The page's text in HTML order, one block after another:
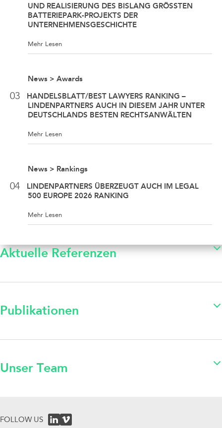
UND REALISIERUNG DES BISLANG GRÖSSTEN B
ATTERIEPARK-PROJEKTS DER U
NTERNEHMENSGESCHICHTE
Mehr Lesen
News > Awards
03
HANDELSBLATT/BEST LAWYERS RANKING –
LINDENPARTNERS AUCH IN DIESEM JAHR UNTER
DEUTSCHLANDS BESTEN RECHTSANWÄLTEN
Mehr Lesen
News > Rankings
04
LINDENPARTNERS ÜBERZEUGT AUCH IM LEGAL
500 EUROPE 2026 RANKING
Mehr Lesen
Aktuelle Referenzen
Publikationen
Unser Team
FOLLOW US